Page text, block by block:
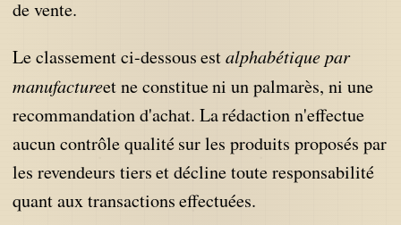
de vente.
Le classement ci-dessous estalphabétique par
manufactureet ne constitue ni un palmarès, ni une
recommandation d'achat. La rédaction n'effectue
aucun contrôle qualité sur les produits proposés par
les revendeurs tiers et décline toute responsabilité
quant aux transactions effectuées.